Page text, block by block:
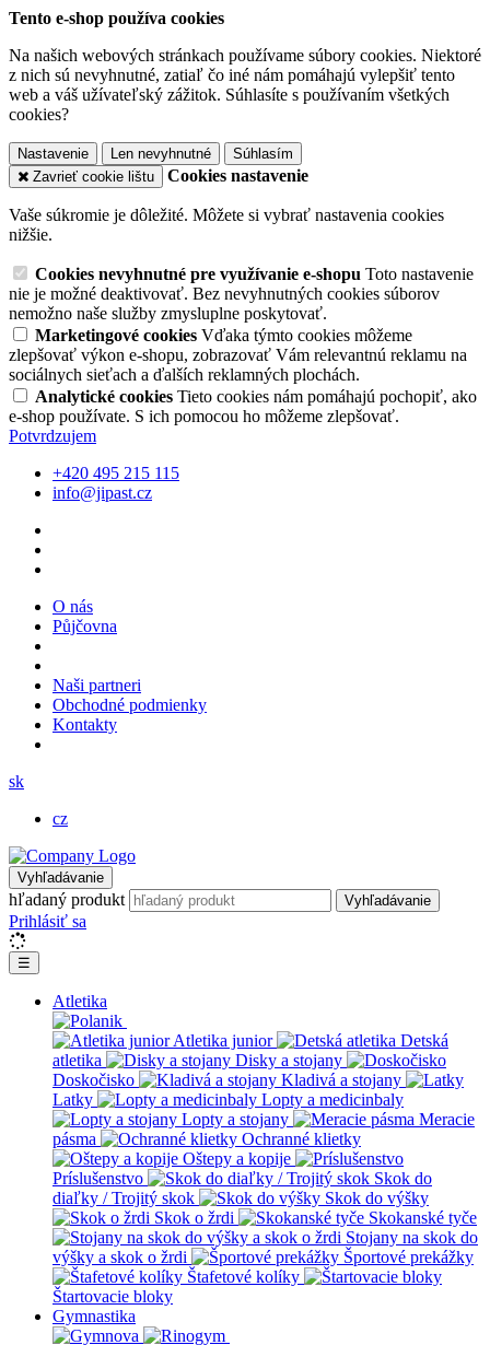
Tento e-shop používa cookies
Na našich webových stránkach používame súbory cookies. Niektoré
z nich sú nevyhnutné, zatiaľ čo iné nám pomáhajú vylepšiť tento
web a váš užívateľský zážitok. Súhlasíte s používaním všetkých
cookies?
Nastavenie Len nevyhnutné
Súhlasím
Zavrieť cookie lištu
Cookies nastavenie
Vaše súkromie je dôležité. Môžete si vybrať nastavenia cookies
nižšie.
Cookies nevyhnutné pre využívanie e-shopu Toto nastavenie
nie je možné deaktivovať. Bez nevyhnutných cookies súborov
nemožno naše služby zmysluplne poskytovať.
Marketingové cookies Vďaka týmto cookies môžeme
zlepšovať výkon e-shopu, zobrazovať Vám relevantnú reklamu na
sociálnych sieťach a ďalších reklamných plochách.
Analytické cookies Tieto cookies nám pomáhajú pochopiť, ako
e-shop používate. S ich pomocou ho môžeme zlepšovať.
Potvrdzujem
+420 495 215 115
info@jipast.cz
O nás
Půjčovna
Naši partneri
Obchodné podmienky
Kontakty
sk
cz
Vyhľadávanie
hľadaný produkt Vyhľadávanie
Prihlásiť sa
☰
Atletika
Atletika junior
Detská
atletika
Disky a stojany
Doskočisko
Kladivá a stojany
Latky
Lopty a medicinbaly
Lopty a stojany
Meracie
pásma
Ochranné klietky
Oštepy a kopije
Príslušenstvo
Skok do
diaľky / Trojitý skok
Skok do výšky
Skok o žrdi
Skokanské tyče
Stojany na skok do
výšky a skok o žrdi
Športové prekážky
Štafetové kolíky
Štartovacie bloky
Gymnastika